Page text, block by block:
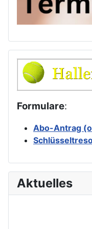
Formulare:
Abo-Antrag
Aktuelles